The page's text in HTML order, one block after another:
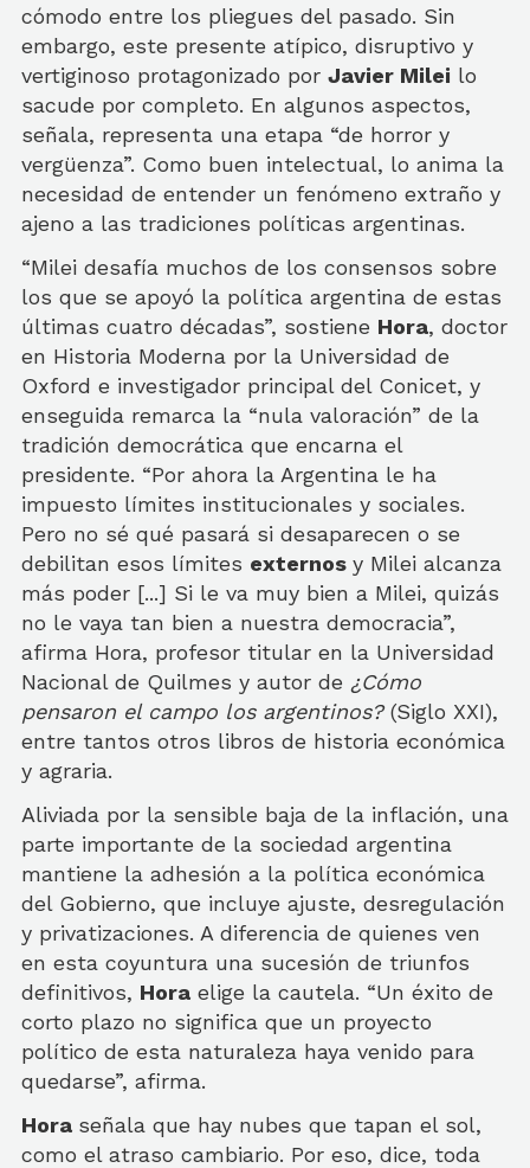
cómodo entre los pliegues del pasado. Sin
embargo, este presente atípico, disruptivo y
vertiginoso protagonizado por Javier Milei lo
sacude por completo. En algunos aspectos,
señala, representa una etapa “de horror y
vergüenza”. Como buen intelectual, lo anima la
necesidad de entender un fenómeno extraño y
ajeno a las tradiciones políticas argentinas.
“Milei desafía muchos de los consensos sobre
los que se apoyó la política argentina de estas
últimas cuatro décadas”, sostiene Hora, doctor
en Historia Moderna por la Universidad de
Oxford e investigador principal del Conicet, y
enseguida remarca la “nula valoración” de la
tradición democrática que encarna el
presidente. “Por ahora la Argentina le ha
impuesto límites institucionales y sociales.
Pero no sé qué pasará si desaparecen o se
debilitan esos límites externos y Milei alcanza
más poder [...] Si le va muy bien a Milei, quizás
no le vaya tan bien a nuestra democracia”,
afirma Hora, profesor titular en la Universidad
Nacional de Quilmes y autor de ¿Cómo
pensaron el campo los argentinos?(Siglo XXI),
entre tantos otros libros de historia económica
y agraria.
Aliviada por la sensible baja de la inflación, una
parte importante de la sociedad argentina
mantiene la adhesión a la política económica
del Gobierno, que incluye ajuste, desregulación
y privatizaciones. A diferencia de quienes ven
en esta coyuntura una sucesión de triunfos
definitivos, Hora elige la cautela. “Un éxito de
corto plazo no significa que un proyecto
político de esta naturaleza haya venido para
quedarse”, afirma.
Hora señala que hay nubes que tapan el sol,
como el atraso cambiario. Por eso, dice, toda